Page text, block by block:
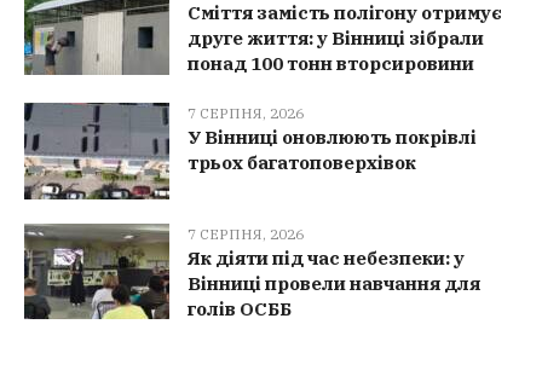
Сміття замість полігону отримує
друге життя: у Вінниці зібрали
понад 100 тонн вторсировини
7 СЕРПНЯ, 2026
У Вінниці оновлюють покрівлі
трьох багатоповерхівок
7 СЕРПНЯ, 2026
Як діяти під час небезпеки: у
Вінниці провели навчання для
голів ОСББ